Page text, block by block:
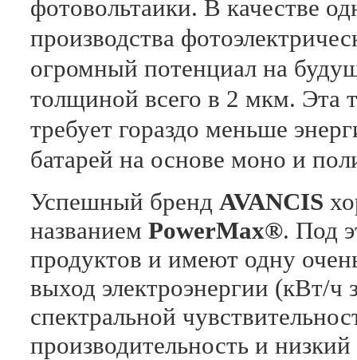
фотовольтаики. В качестве
производства
огромный потенциал на
толщиной всего в 2 мкм. Эта
требует гораздо меньше
батарей на основе моно и
Успешный бренд AVANCIS
названием PowerMax®. Под
продуктов и имеют одну
выход электроэнергии (кВт/
спектральной
производительность и